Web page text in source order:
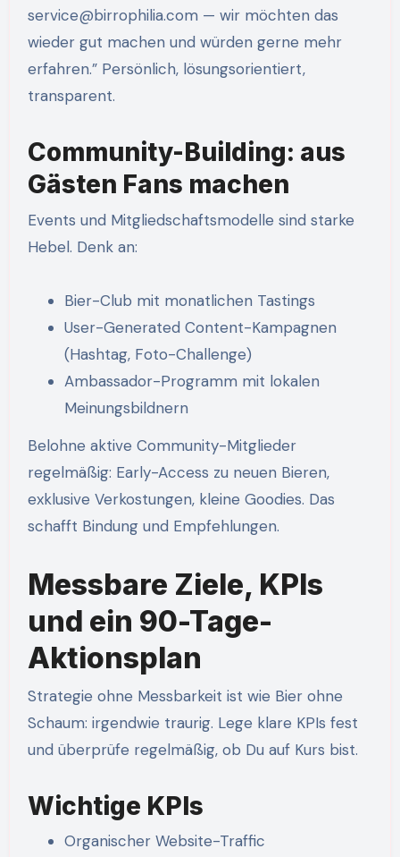
service@birrophilia.com— wir möchten das
wieder gut machen und würden gerne mehr
erfahren.” Persönlich, lösungsorientiert,
transparent.
Community-Building: aus
Gästen Fans machen
Events und Mitgliedschaftsmodelle sind starke
Hebel. Denk an:
Bier-Club mit monatlichen Tastings
User-Generated Content-Kampagnen
(Hashtag, Foto-Challenge)
Ambassador-Programm mit lokalen
Meinungsbildnern
Belohne aktive Community-Mitglieder
regelmäßig: Early-Access zu neuen Bieren,
exklusive Verkostungen, kleine Goodies. Das
schafft Bindung und Empfehlungen.
Messbare Ziele, KPIs
und ein 90-Tage-
Aktionsplan
Strategie ohne Messbarkeit ist wie Bier ohne
Schaum: irgendwie traurig. Lege klare KPIs fest
und überprüfe regelmäßig, ob Du auf Kurs bist.
Wichtige KPIs
Organischer Website-Traffic